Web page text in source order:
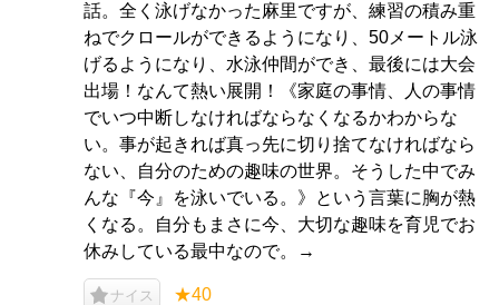
話。全く泳げなかった麻里ですが、練習の積み重
ねでクロールができるようになり、50メートル泳
げるようになり、水泳仲間ができ、最後には大会
出場！なんて熱い展開！《家庭の事情、人の事情
でいつ中断しなければならなくなるかわからな
い。事が起きれば真っ先に切り捨てなければなら
ない、自分のための趣味の世界。そうした中でみ
んな『今』を泳いでいる。》という言葉に胸が熱
くなる。自分もまさに今、大切な趣味を育児でお
休みしている最中なので。→
ナイス ★40